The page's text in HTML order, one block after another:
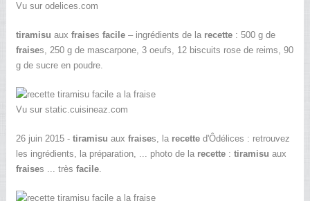
Vu sur odelices.com
tiramisu aux fraises facile– ingrédients de la recette: 500 g de
fraises, 250 g de mascarpone, 3 oeufs, 12 biscuits rose de reims, 90
g de sucre en poudre.
Vu sur static.cuisineaz.com
26 juin 2015 - tiramisu aux fraises, la recetted'Ôdélices : retrouvez
les ingrédients, la préparation, ... photo de la recette: tiramisu aux
fraises ... très facile.